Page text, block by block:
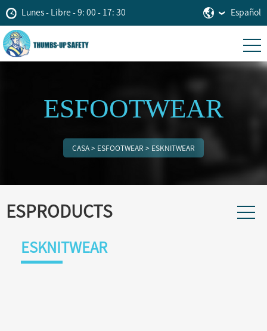
Lunes - Libre - 9: 00 - 17: 30 Español
ESFOOTWEAR
CASA > ESFOOTWEAR > ESKNITWEAR
ESPRODUCTS
ESKNITWEAR